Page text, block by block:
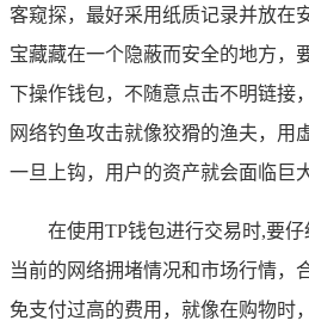
客窥探，最好采用纸质记录并放在
宝藏藏在一个隐蔽而安全的地方，
下操作钱包，不随意点击不明链接
网络钓鱼攻击就像狡猾的渔夫，用
一旦上钩，用户的资产就会面临巨
在使用TP钱包进行交易时,要
当前的网络拥堵情况和市场行情，
免支付过高的费用，就像在购物时